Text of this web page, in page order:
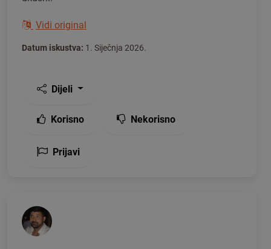
Vidi original
Datum iskustva: 1. Siječnja 2026.
Dijeli
Korisno Nekorisno
Prijavi